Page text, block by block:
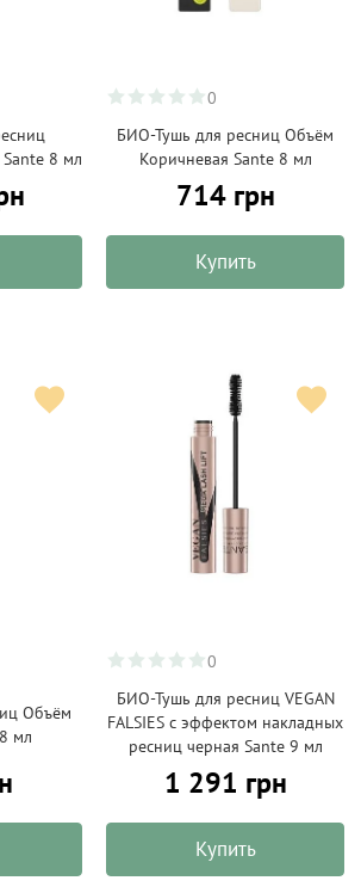
8 мл
0
БИО-Тушь для ресниц Объём
Коричневая Sante 8 мл
714 грн
Купить
Объём
мл
0
БИО-Тушь для ресниц VEGAN
FALSIES с эффектом накладных
ресниц черная Sante 9 мл
1 291 грн
Купить